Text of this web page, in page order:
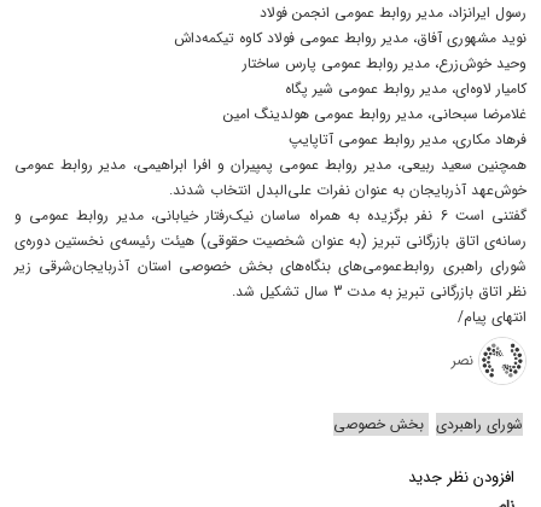
رسول ایرانزاد، مدیر روابط عمومی انجمن فولاد
نوید مشهوری آفاق، مدیر روابط عمومی فولاد کاوه تیکمه‌داش
وحید خوش‌زرع، مدیر روابط عمومی پارس ساختار
کامیار لاوه‌ای، مدیر روابط عمومی شیر پگاه
غلامرضا سبحانی، مدیر روابط عمومی هولدینگ امین
فرهاد مکاری، مدیر روابط عمومی آتاپایپ
همچنین سعید ربیعی، مدیر روابط عمومی پمپیران و افرا ابراهیمی، مدیر روابط عمومی
خوش‌عهد آذربایجان به عنوان نفرات علی‌البدل انتخاب شدند.
گفتنی است 6 نفر برگزیده به همراه ساسان نیک‌رفتار خیابانی، مدیر روابط عمومی و
رسانه‌ی اتاق بازرگانی تبریز (به عنوان شخصیت حقوقی) هیئت رئیسه‌ی نخستین دوره‌ی
شورای راهبری روابط‌عمومی‌های بنگاه‌های بخش خصوصی استان آذربایجان‌شرقی زیر
نظر اتاق بازرگانی تبریز به مدت 3 سال تشکیل شد.
انتهای پیام/
نصر
شورای راهبردی بخش خصوصی
افزودن نظر جدید